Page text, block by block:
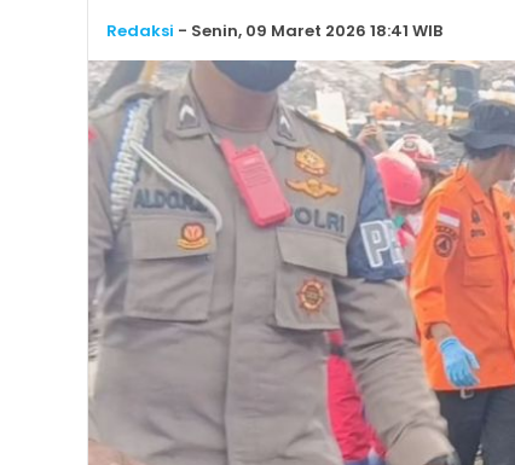
Redaksi - Senin, 09 Maret 2026 18:41 WIB